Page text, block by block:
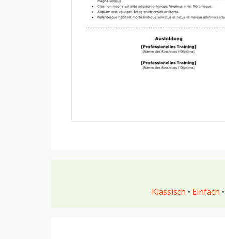
Klassisch • Einfach •